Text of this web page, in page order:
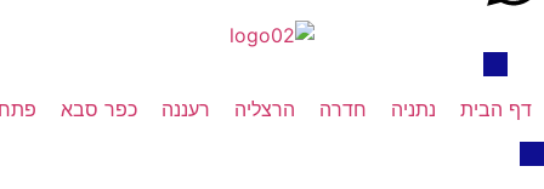
דף הבית נתניה חדרה הרצליה רעננה כפר סבא